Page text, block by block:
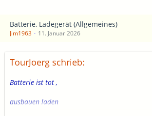
Batterie, Ladegerät (Allgemeines)
Jim1963 11. Januar 2026
TourJoerg schrieb:
Batterie ist tot ,
ausbauen laden